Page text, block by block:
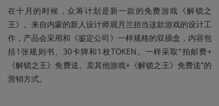
在十月的时候，众筹计划是新一款的免费游戏《解锁之
王》。来自内蒙的新人设计师观月兰担当这款游戏的设计工
作，产品会采用和《鉴定公司》一样规格的双插盒，内容包
括1张规则书、30卡牌和1枚TOKEN。一样采取“拍邮费+
《解锁之王》免费送、卖其他游戏+《解锁之王》免费送”的
营销方式。